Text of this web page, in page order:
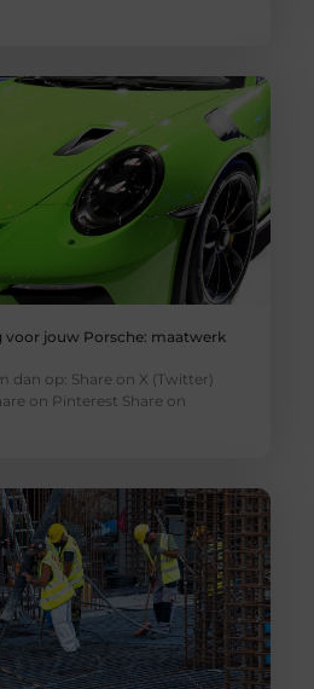
voor jouw Porsche: maatwerk
dan op: Share on X (Twitter)
on Pinterest Share on